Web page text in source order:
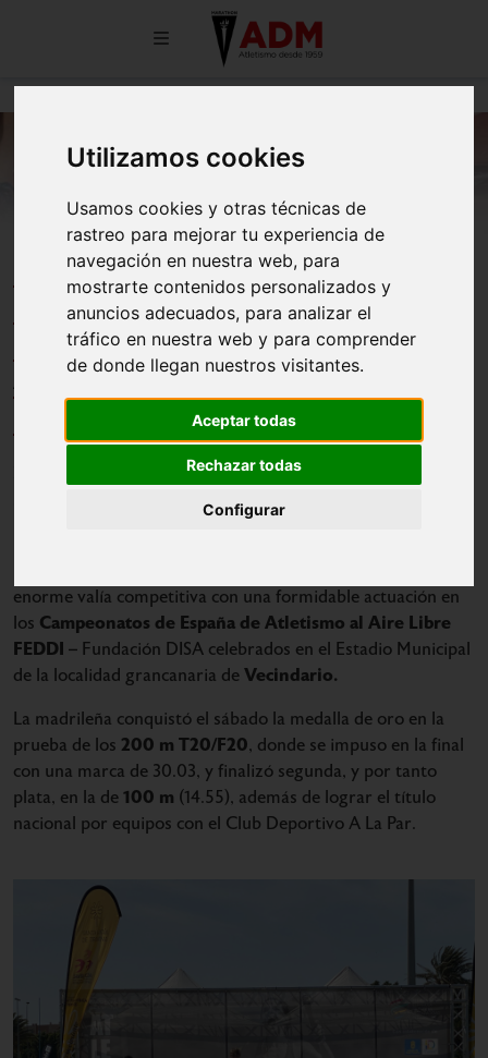
Utilizamos cookies
Usamos cookies y otras técnicas de
rastreo para mejorar tu experiencia de
navegación en nuestra web, para
mostrarte contenidos personalizados y
anuncios adecuados, para analizar el
tráfico en nuestra web y para comprender
de donde llegan nuestros visitantes.
Aceptar todas
Rechazar todas
Configurar
GRANDES RESULTADOS DE
PATRICIA PERRUCON EN LOS
CAMPEONATOS DE ESPAÑA DE
ATLETISMO AL AIRE LIBRE FEDDI
DE VECINDARIO
enorme valía competitiva con una formidable actuación en
los Campeonatos de España de Atletismo al Aire Libre
FEDDI – Fundación DISA celebrados en el Estadio Municipal
de la localidad grancanaria de Vecindario.
La madrileña conquistó el sábado la medalla de oro en la
prueba de los 200 m T20/F20, donde se impuso en la final
con una marca de 30.03, y finalizó segunda, y por tanto
plata, en la de 100 m (14.55), además de lograr el título
nacional por equipos con el Club Deportivo A La Par.